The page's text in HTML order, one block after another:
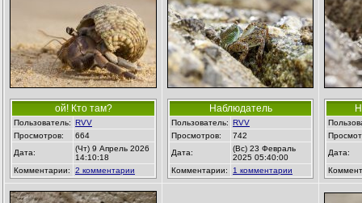
ой! Кто там?
Пользователь: RVV
Просмотров:
664
Дата:
(Чт) 9 Апрель 2026
14:10:18
Комментарии:
2 комментарии
Наблюдатель
Пользователь: RVV
Просмотров:
742
Дата:
(Вс) 23 Февраль
2025 05:40:00
Комментарии:
1 комментарии
Дата: